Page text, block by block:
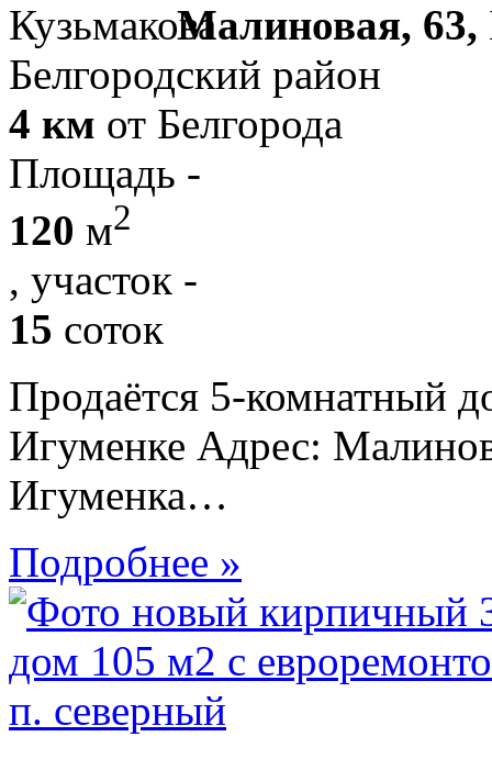
Малиновая, 63,
Белгородский район
4 км от Белгорода
Площадь -
120 м2
, участок -
15 соток
Продаётся 5-комнатный
Игуменке Адрес:
Игуменка…
Подробнее »